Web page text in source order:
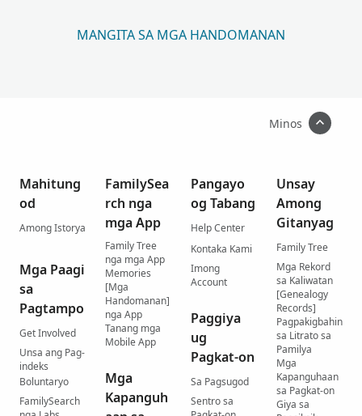
MANGITA SA MGA HANDOMANAN
Minos
Mahitung
od
Among Istorya
Mga Paagi
sa
Pagtampo
Get Involved
Unsa ang Pag-
indeks
Boluntaryo
FamilySearch
FamilySea
rch nga
mga App
Family Tree
nga mga App
Memories
[Mga
Handomanan]
nga App
Tanang mga
Mobile App
Mga
Kapanguh
Pangayo
og Tabang
Help Center
Kontaka Kami
Imong
Account
Paggiya
ug
Pagkat-on
Sa Pagsugod
Sentro sa
Unsay
Among
Gitanyag
Family Tree
Mga Rekord
sa Kaliwatan
[Genealogy
Records]
Pagpakigbahin
sa Litrato sa
Pamilya
Mga
Kapanguhaan
sa Pagkat-on
Giya sa